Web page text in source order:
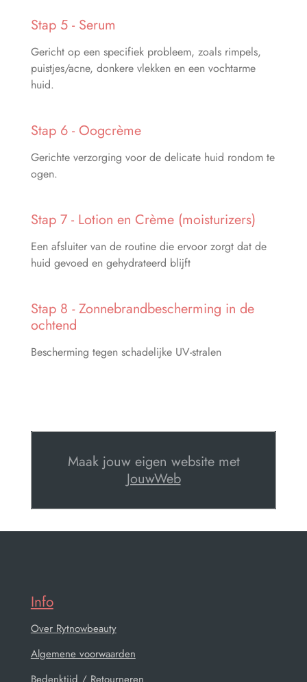
Stap 5 - Serum
Gericht op een specifiek probleem, zoals rimpels,
puistjes/acne, donkere vlekken en een vochtarme
huid.
Stap 6 - Oogcrème
Gerichte verzorging voor de delicate huid rondom te
ogen.
Stap 7 - Lotion en Crème (moisturizers)
Een afsluiter van de routine die ervoor zorgt dat de
huid gevoed en gehydrateerd blijft
Stap 8 -Zonnebrandbescherming in de
ochtend
Bescherming tegen schadelijke UV-stralen
Maak jouw eigen website met
JouwWeb
Info
Over Rytnowbeauty
Algemene voorwaarden